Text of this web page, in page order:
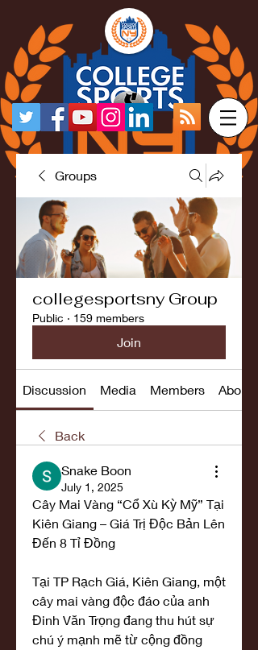
Groups
collegesportsny Group
Public · 159 members
Join
Discussion Media Members About
Back
Snake Boon
July 1, 2025
Cây Mai Vàng “Cổ Xù Kỳ Mỹ” Tại
Kiên Giang – Giá Trị Độc Bản Lên
Đến 8 Tỉ Đồng
Tại TP Rạch Giá, Kiên Giang, một
cây mai vàng độc đáo của anh
Đinh Văn Trọng đang thu hút sự
chú ý mạnh mẽ từ cộng đồng